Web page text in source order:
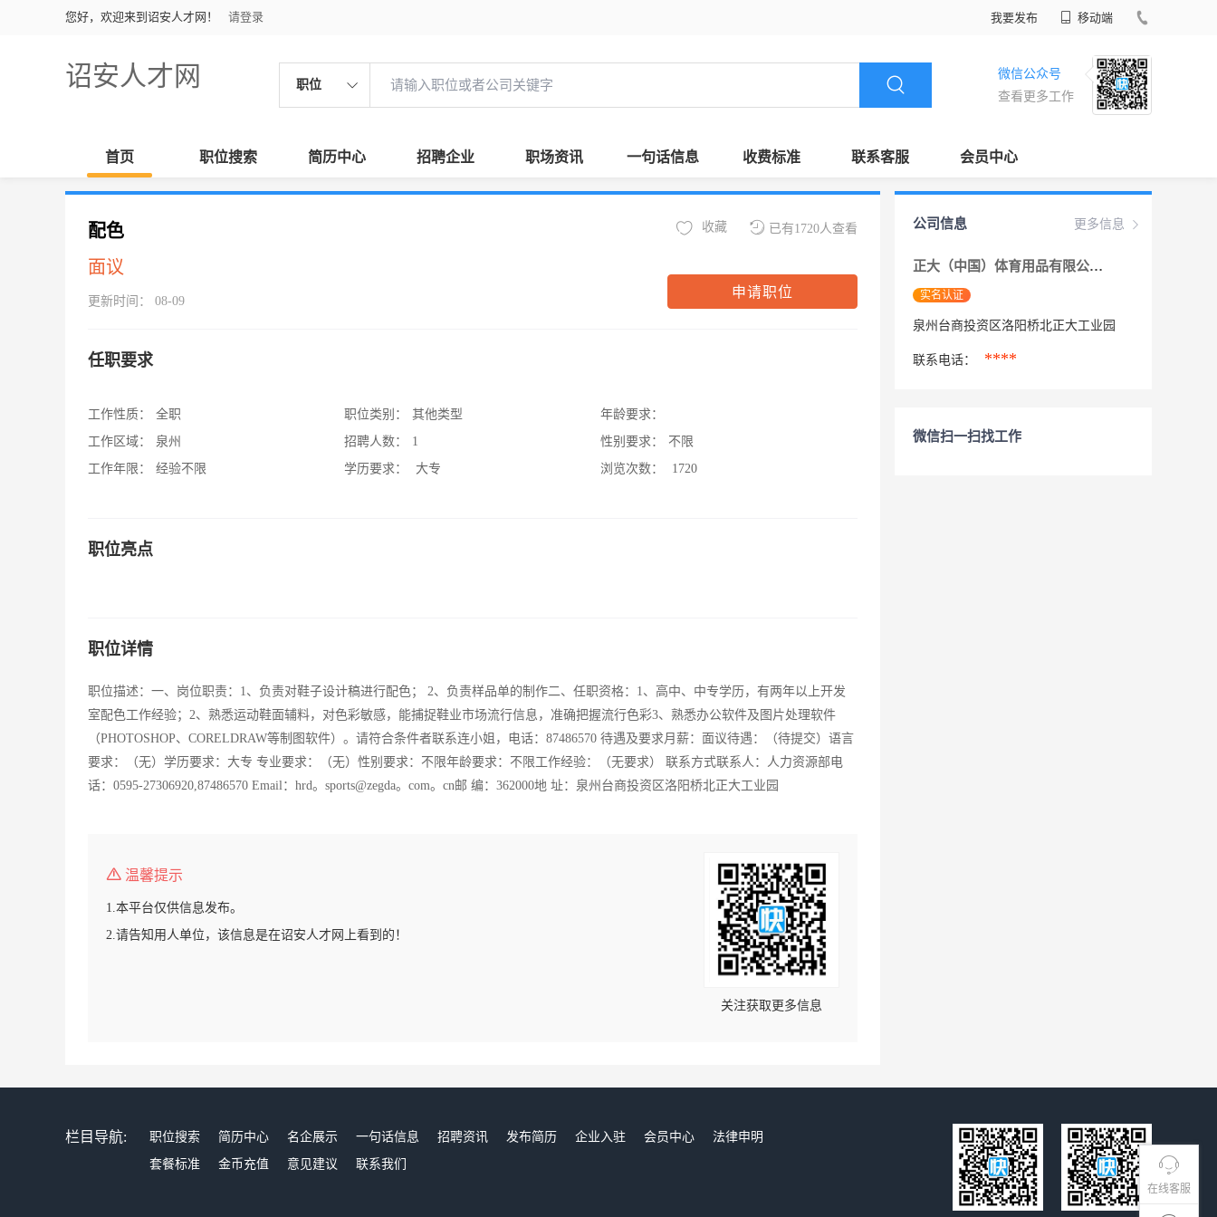
您好，欢迎来到诏安人才网！ 请登录 我要发布 移动端
诏安人才网 职位
微信公众号
查看更多工作
首页 职位搜索 简历中心 招聘企业 职场资讯 一句话信息 收费标准 联系客服 会员中心
在线客服
配色
面议
更新时间： 08-09
已有1720人查看
收藏
申请职位
任职要求
工作性质：
全职
工作区域：
泉州
工作年限：
经验不限
职位类别：
其他类型
招聘人数：
1
学历要求：
大专
年龄要求：
性别要求：
不限
浏览次数：
1720
职位亮点
职位详情
职位描述：一、岗位职责：1、负责对鞋子设计稿进行配色； 2、负责样品单的制作二、任职资格：1、高中、中专学历，有两年以上开发
室配色工作经验；2、熟悉运动鞋面辅料，对色彩敏感，能捕捉鞋业市场流行信息，准确把握流行色彩3、熟悉办公软件及图片处理软件
（PHOTOSHOP、CORELDRAW等制图软件）。请符合条件者联系连小姐，电话：87486570 待遇及要求月薪：面议待遇：（待提交）语言
要求：（无）学历要求：大专 专业要求：（无）性别要求：不限年龄要求：不限工作经验：（无要求） 联系方式联系人：人力资源部电
话：0595-27306920,87486570 Email：hrd。sports@zegda。com。cn邮 编：362000地 址：泉州台商投资区洛阳桥北正大工业园
温馨提示
1.本平台仅供信息发布。
2.请告知用人单位，该信息是在诏安人才网上看到的！
关注获取更多信息
更多信息
公司信息
正大（中国）体育用品有限公司
实名认证
泉州台商投资区洛阳桥北正大工业园
联系电话： ****
微信扫一扫找工作
栏目导航: 职位搜索 简历中心 名企展示 一句话信息 招聘资讯 发布简历 企业入驻 会员中心
法律申明
套餐标准
金币充值 意见建议 联系我们